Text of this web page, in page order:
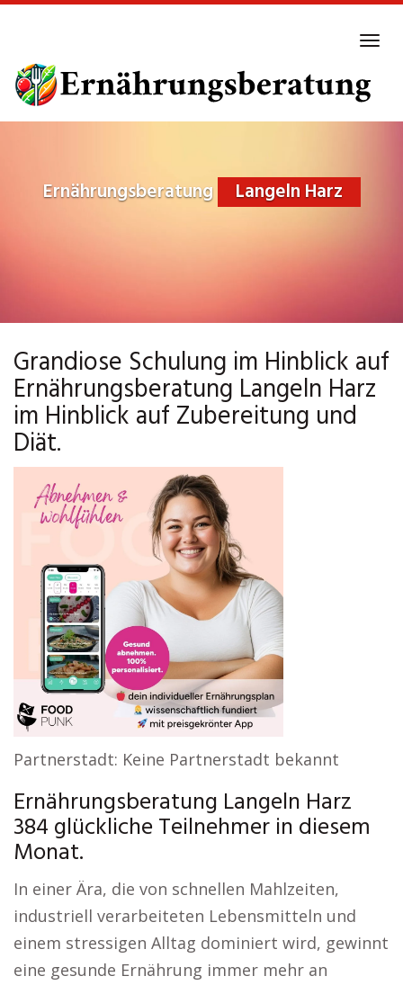
main
content
Ernährungsberatung Langeln Harz
Grandiose Schulung im Hinblick auf
Ernährungsberatung Langeln Harz
im Hinblick auf Zubereitung und
Diät.
Partnerstadt: Keine Partnerstadt bekannt
Ernährungsberatung Langeln Harz
384 glückliche Teilnehmer in diesem
Monat.
In einer Ära, die von schnellen Mahlzeiten,
industriell verarbeiteten Lebensmitteln und
einem stressigen Alltag dominiert wird, gewinnt
eine gesunde Ernährung immer mehr an